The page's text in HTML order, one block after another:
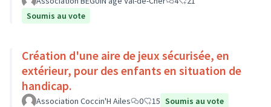
Soumis au vote
Création d'une aire de jeux sécurisée, en
extérieur, pour des enfants en situation de
handicap.
Association Coccin'H Ailes 0 15 Soumis au vote